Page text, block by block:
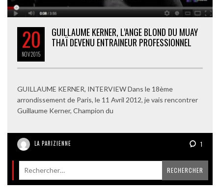
20
NOV2015
GUILLAUME KERNER, L’ANGE BLOND DU MUAY
THAÏ DEVENU ENTRAINEUR PROFESSIONNEL
GUILLAUME KERNER, INTERVIEW Dans le 18ème
arrondissement de Paris, le 11 Avril 2012, je vais rencontrer
Guillaume Kerner, Champion du
LA PARIZIENNE 1